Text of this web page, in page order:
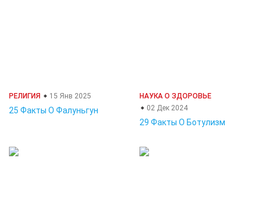
РЕЛИГИЯ 15 Янв 2025
25 Факты О Фалуньгун
НАУКА О ЗДОРОВЬЕ
02 Дек 2024
29 Факты О Ботулизм